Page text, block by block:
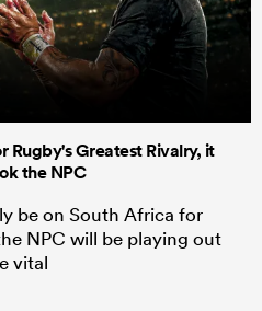
Rugby's Greatest Rivalry, it
the NPC
be on South Africa for
NPC will be playing out
vital